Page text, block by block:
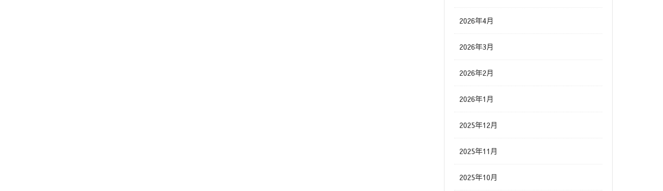
2026年4月
2026年3月
2026年2月
2026年1月
2025年12月
2025年11月
2025年10月